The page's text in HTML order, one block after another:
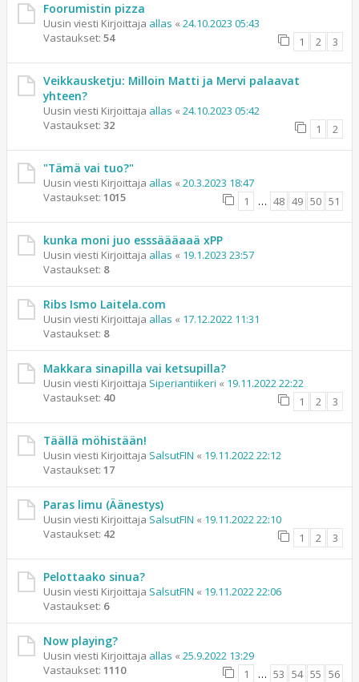
Foorumistin pizza
Uusin viesti Kirjoittaja allas « 24.10.2023 05:43
Vastaukset: 54 1 2 3
Veikkausketju: Milloin Matti ja Mervi palaavat
yhteen?
Uusin viesti Kirjoittaja allas « 24.10.2023 05:42
Vastaukset: 32 1 2
"Tämä vai tuo?"
Uusin viesti Kirjoittaja allas « 20.3.2023 18:47
Vastaukset: 1015 1 … 48 49 50 51
kunka moni juo esssäääaaä xPP
Uusin viesti Kirjoittaja allas « 19.1.2023 23:57
Vastaukset: 8
Ribs Ismo Laitela.com
Uusin viesti Kirjoittaja allas « 17.12.2022 11:31
Vastaukset: 8
Makkara sinapilla vai ketsupilla?
Uusin viesti Kirjoittaja Siperiantiikeri « 19.11.2022 22:22
Vastaukset: 40 1 2 3
Täällä möhistään!
Uusin viesti Kirjoittaja SalsutFIN « 19.11.2022 22:12
Vastaukset: 17
Paras limu (Äänestys)
Uusin viesti Kirjoittaja SalsutFIN « 19.11.2022 22:10
Vastaukset: 42 1 2 3
Pelottaako sinua?
Uusin viesti Kirjoittaja SalsutFIN « 19.11.2022 22:06
Vastaukset: 6
Now playing?
Uusin viesti Kirjoittaja allas « 25.9.2022 13:29
Vastaukset: 1110 1 … 53 54 55 56